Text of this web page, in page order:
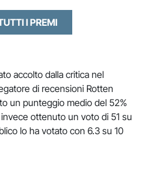
I PREMI
accolto dalla critica nel
di recensioni Rotten
un punteggio medio del 52%
ottenuto un voto di 51 su
lo ha votato con 6.3 su 10